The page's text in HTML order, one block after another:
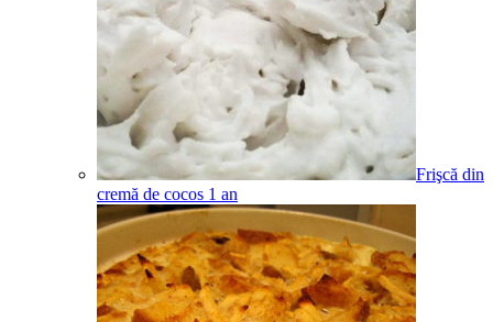
Frişcă din
cremă de cocos 1 an